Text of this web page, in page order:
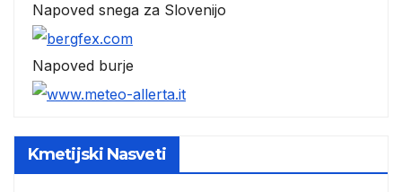
Napoved snega za Slovenijo
Napoved burje
Kmetijski Nasveti